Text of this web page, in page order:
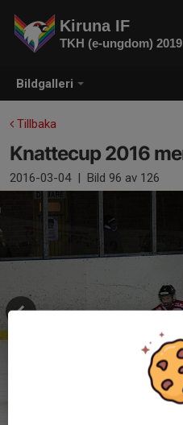
Bildgalleri
Kiruna IF
TKH (e-ungdom)
Tillbaka
Knattecup 2016
2016-03-04 | Bild 96 av 126